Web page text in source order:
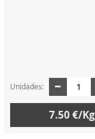
Unidades:
7.50 €/Kg